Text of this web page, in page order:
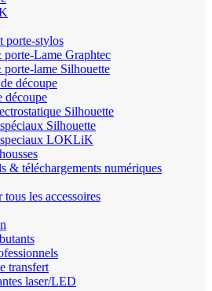
porte-stylos
porte-Lame Graphtec
lame Silhouette
découpe
découpe
Silhouette
Silhouette
LOKLiK
& téléchargements numériques
les accessoires
transfert
laser/LED